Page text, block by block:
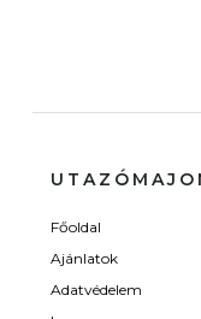
Főoldal
Ajánlatok
Adatvédelem